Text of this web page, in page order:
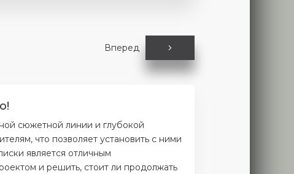
Вперед
сюжетной линии и глубокой
что позволяет установить с ними
является отличным
и решить, стоит ли продолжать